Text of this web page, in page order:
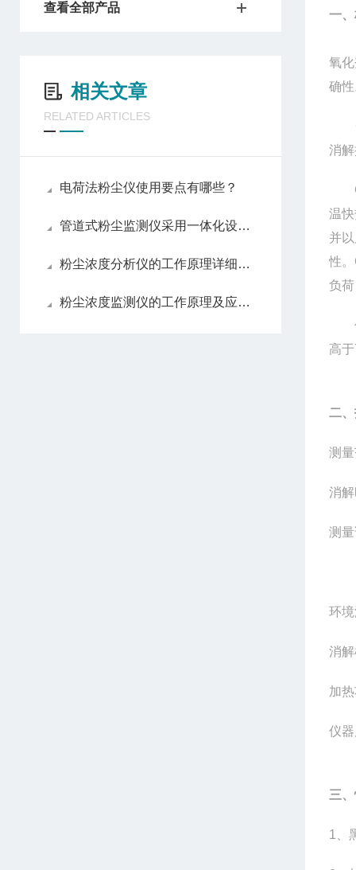
查看全部产品
相关文章
RELATED ARTICLES
电荷法粉尘仪使用要点有哪些？
管道式粉尘监测仪采用一体化设计，安装维护方便
粉尘浓度分析仪的工作原理详细分析
粉尘浓度监测仪的工作原理及应用场景
一、
氧
确
消
温
并
性。
负
仪
高
二
测
消
测
环
消
加
仪
三
1、